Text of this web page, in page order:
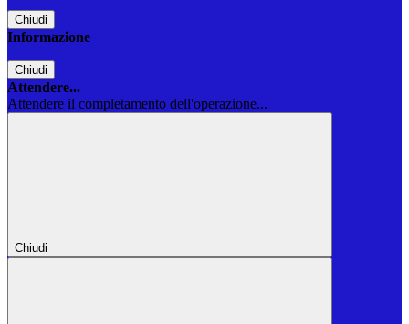
Chiudi
Informazione
Chiudi
Attendere...
Attendere il completamento dell'operazione...
Chiudi